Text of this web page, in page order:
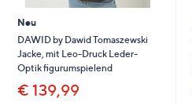
diese
anzuzeigen.
Neu
DAWID by Dawid Tomaszewski
Jacke, mit Leo-Druck Leder-
Optik figurumspielend
€ 139,99